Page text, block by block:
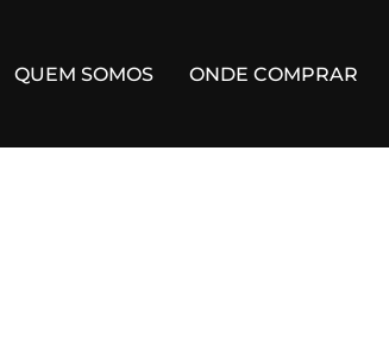
QUEM SOMOS ONDE COMPRAR